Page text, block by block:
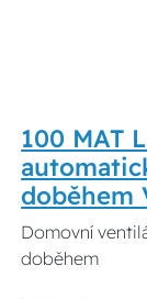
100 MAT
doběhem
Domovní
doběhem